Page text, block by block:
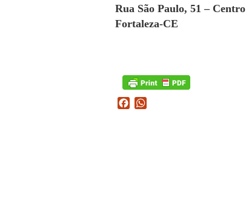
Rua São Paulo, 51 – Centro
Fortaleza-CE
Facebook